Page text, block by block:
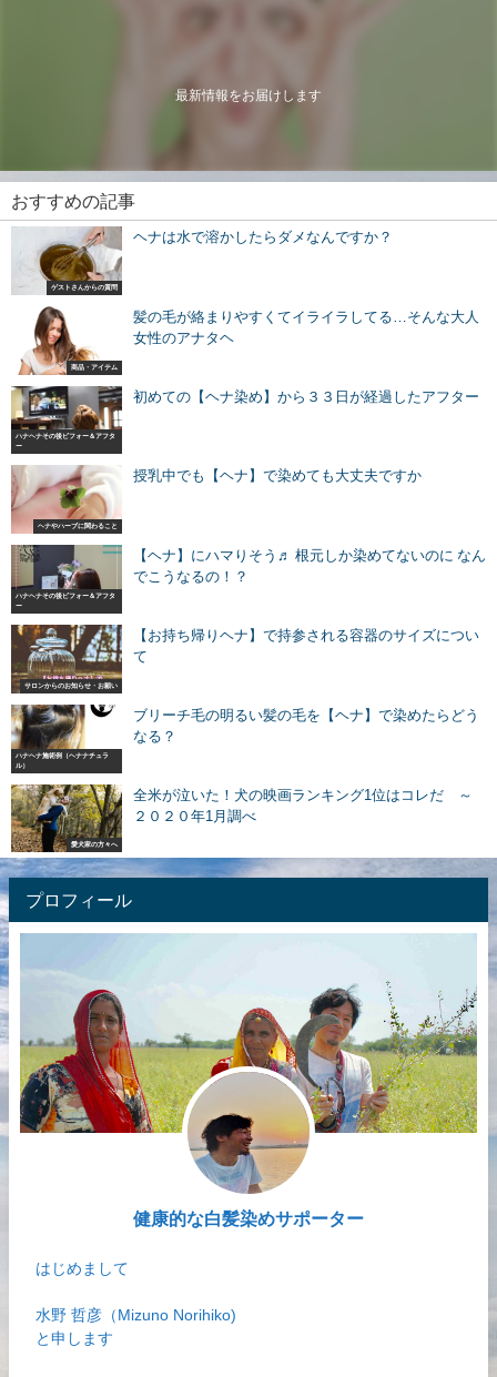
最新情報をお届けします
おすすめの記事
ゲストさんからの質問
ヘナは水で溶かしたらダメなんですか？
商品・アイテム
髪の毛が絡まりやすくてイライラしてる…そんな大人
女性のアナタヘ
ハナヘナその後ビフォー＆アフタ
ー
初めての【ヘナ染め】から３３日が経過したアフター
ヘナやハーブに関わること
授乳中でも【ヘナ】で染めても大丈夫ですか
ハナヘナその後ビフォー＆アフタ
ー
【ヘナ】にハマりそう♬ 根元しか染めてないのに なん
でこうなるの！？
サロンからのお知らせ・お願い
【お持ち帰りヘナ】で持参される容器のサイズについ
て
ハナヘナ施術例（ヘナナチュラ
ル）
ブリーチ毛の明るい髪の毛を【ヘナ】で染めたらどう
なる？
愛犬家の方々へ
全米が泣いた！犬の映画ランキング1位はコレだ ～
２０２０年1月調べ
プロフィール
健康的な白髪染めサポーター
はじめまして
水野 哲彦（Mizuno Norihiko)
と申します